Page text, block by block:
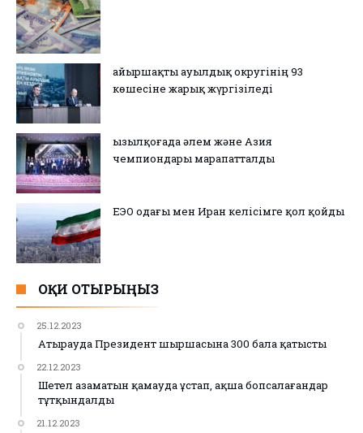
Қайыршақты ауылдық округінің 93
көшесіне жарық жүргізіледі
Қызылқоғада әлем және Азия
чемпиондары марапатталды
ЕЭО одағы мен Иран келісімге қол қойды
ОҚИ ОТЫРЫҢЫЗ
25.12.2023
Атырауда Президент шыршасына 300 бала қатысты
22.12.2023
Шетел азаматын қамауда ұстап, ақша бопсалағандар
тұтқындалды
21.12.2023